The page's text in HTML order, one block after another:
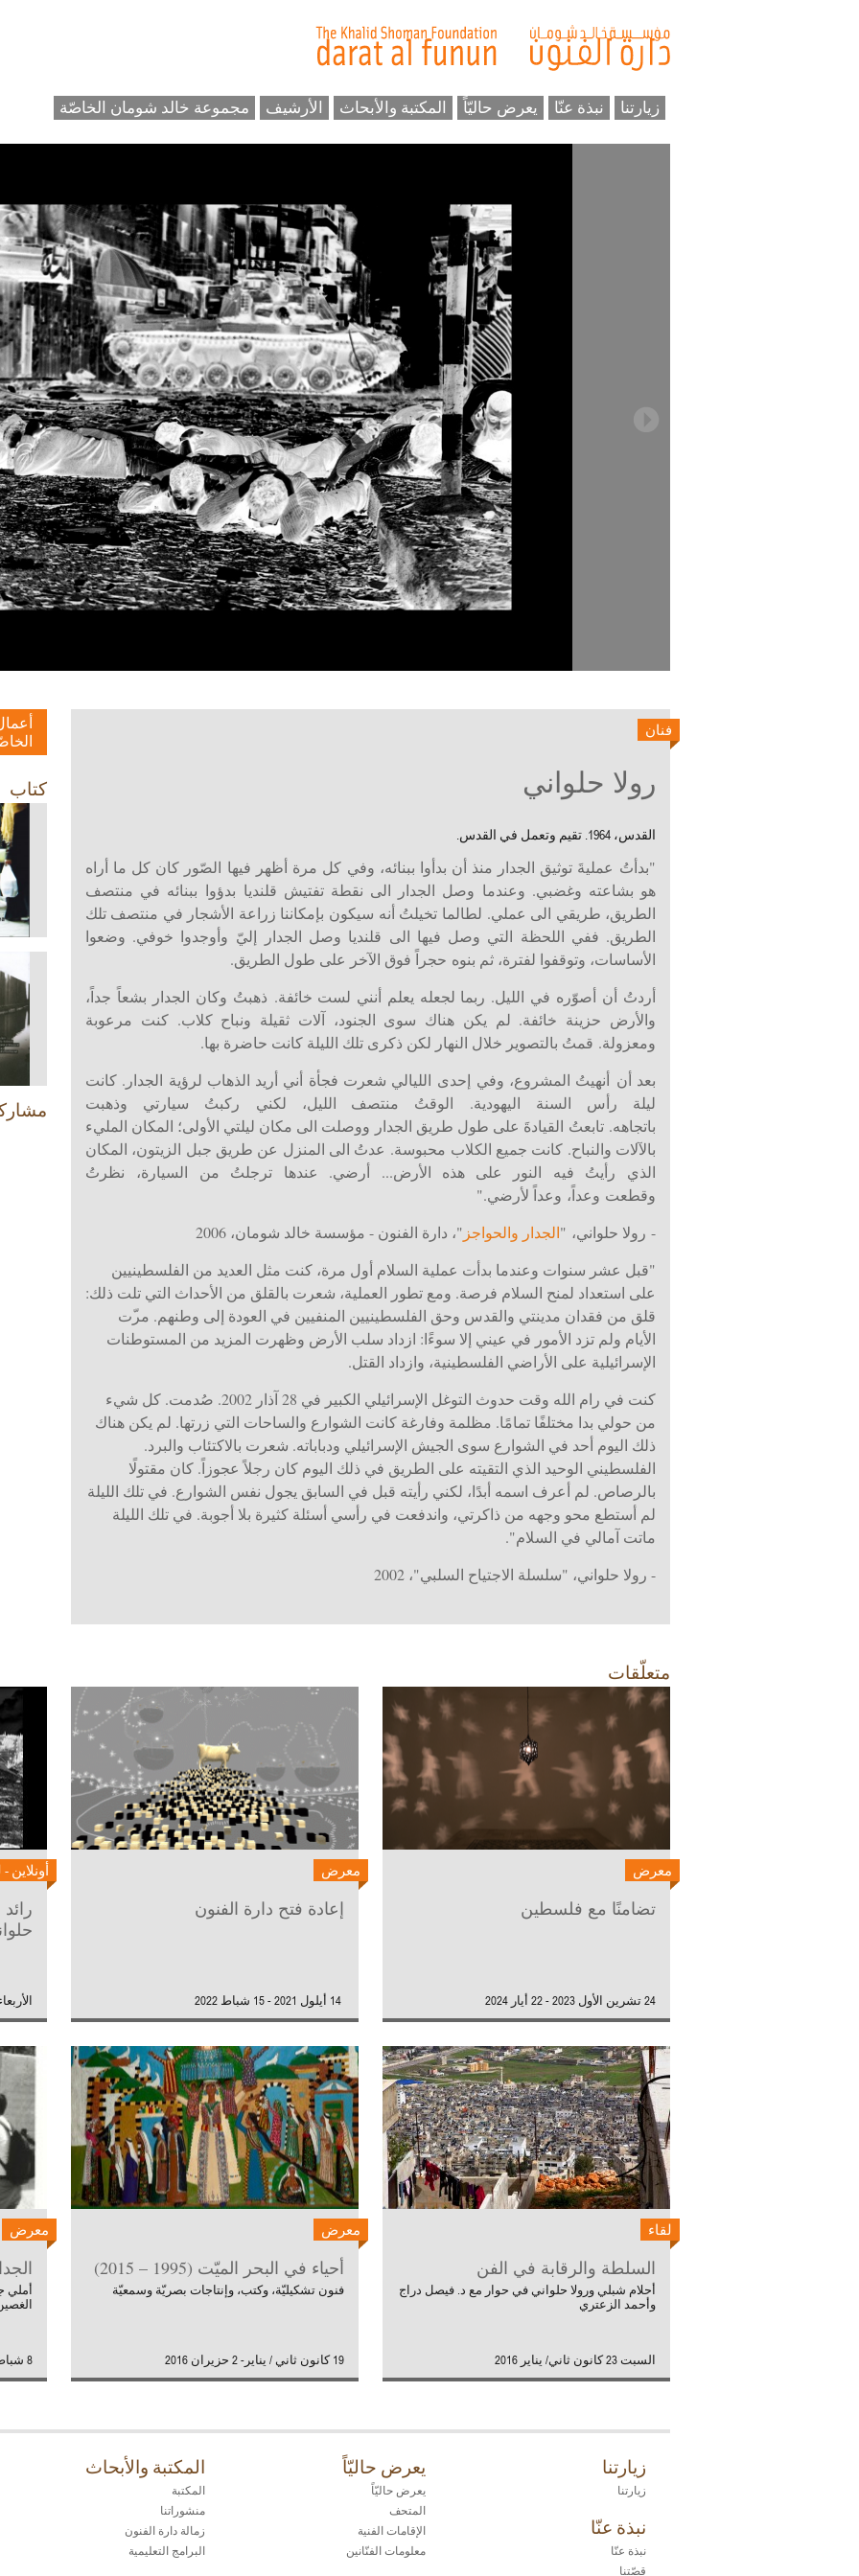
زيارتنا نبذة عنّا يعرض حاليّاً المكتبة والأبحاث الأرشيف مجموعة خالد شومان الخاصّة
فنان
رولا حلواني
القدس، 1964. تقيم وتعمل في القدس.
"بدأتُ عمليةَ توثيق الجدار منذ أن بدأوا ببنائه، وفي كل مرة أظهر فيها الصّور كان كل ما أراه
هو بشاعته وغضبي. وعندما وصل الجدار الى نقطة تفتيش قلنديا بدؤوا ببنائه في منتصف
الطريق، طريقي الى عملي. لطالما تخيلتُ أنه سيكون بإمكاننا زراعة الأشجار في منتصف تلك
الطريق. ففي اللحظة التي وصل فيها الى قلنديا وصل الجدار إليّ وأوجدوا خوفي. وضعوا
الأساسات، وتوقفوا لفترة، ثم بنوه حجراً فوق الآخر على طول الطريق.
أردتُ أن أصوّره في الليل. ربما لجعله يعلم أنني لست خائفة. ذهبتُ وكان الجدار بشعاً جداً،
والأرض حزينة خائفة. لم يكن هناك سوى الجنود، آلات ثقيلة ونباح كلاب. كنت مرعوبة
ومعزولة. قمتُ بالتصوير خلال النهار لكن ذكرى تلك الليلة كانت حاضرة بها.
بعد أن أنهيتُ المشروع، وفي إحدى الليالي شعرت فجأة أني أريد الذهاب لرؤية الجدار. كانت
ليلة رأس السنة اليهودية. الوقتُ منتصف الليل، لكني ركبتُ سيارتي وذهبت
باتجاهه. تابعتُ القيادةَ على طول طريق الجدار ووصلت الى مكان ليلتي الأولى؛ المكان المليء
بالآلات والنباح. كانت جميع الكلاب محبوسة. عدتُ الى المنزل عن طريق جبل الزيتون، المكان
الذي رأيتُ فيه النور على هذه الأرض... أرضي. عندها ترجلتُ من السيارة، نظرتُ
وقطعت وعداً، وعداً لأرضي."
- رولا حلواني، "الجدار والحواجز "، دارة الفنون - مؤسسة خالد شومان، 2006
"قبل عشر سنوات وعندما بدأت عملية السلام أول مرة، كنت مثل العديد من الفلسطينيين
على استعداد لمنح السلام فرصة. ومع تطور العملية، شعرت بالقلق من الأحداث التي تلت ذلك:
قلق من فقدان مدينتي والقدس وحق الفلسطينيين المنفيين في العودة إلى وطنهم. مر‎ّت
الأيام ولم تزد الأمور في عيني إلا سوءًا: ازداد سلب الأرض وظهرت المزيد من المستوطنات
الإسرائيلية على الأراضي الفلسطينية، وازداد القتل.
كنت في رام الله وقت حدوث التوغل الإسرائيلي الكبير في 28 آذار 2002. صُدمت. كل شيء
من حولي بدا مختلفًا تمامًا. مظلمة وفارغة كانت الشوارع والساحات التي زرتها. لم يكن هناك
ذلك اليوم أحد في الشوارع سوى الجيش الإسرائيلي ودباباته. شعرت بالاكتئاب والبرد.
الفلسطيني الوحيد الذي التقيته على الطريق في ذلك اليوم كان رجلاً عجوزاً. كان مقتولًا
بالرصاص. لم أعرف اسمه أبدًا، لكني رأيته قبل في السابق يجول نفس الشوارع. في تلك الليلة
لم أستطع محو وجهه من ذاكرتي، واندفعت في رأسي أسئلة كثيرة بلا أجوبة. في تلك الليلة
ماتت آمالي في السلام".
- رولا حلواني، "سلسلة الاجتياح السلبي"، 2002
كتاب
متعلّقات
معرض
تضامنًا مع فلسطين
24 تشرين الأول 2023 - 22 أيار 2024
معرض
إعادة فتح دارة الفنون
أونلاين
الأربعاء 29 أيلول
لقاء
السلطة والرقابة في الفن
أحلام شبلي ورولا حلواني في حوار مع د. فيصل دراج
وأحمد الزعتري
السبت 23 كانون ثاني/ يناير 2016
معرض
أحياء في البحر الميّت (1995 – 2015)
فنون تشكيليّة، وكتب، وإنتاجات بصريّة وسمعيّة
19 كانون ثاني / يناير- 2 حزيران 2016
معرض
أملي
8 شباط/ فبراير - 13 نيسان/ ابريل 2006
زيارتنا
زيارتنا
نبذة عنّا
نبذة عنّا
قصّتنا
يعرض حاليّاً
يعرض حاليّاً
المتحف
الإقامات الفنية
معلومات الفنّانين
المكتبة والأبحاث
المكتبة
منشوراتنا
زمالة دارة الفنون
البرامج التعليمية